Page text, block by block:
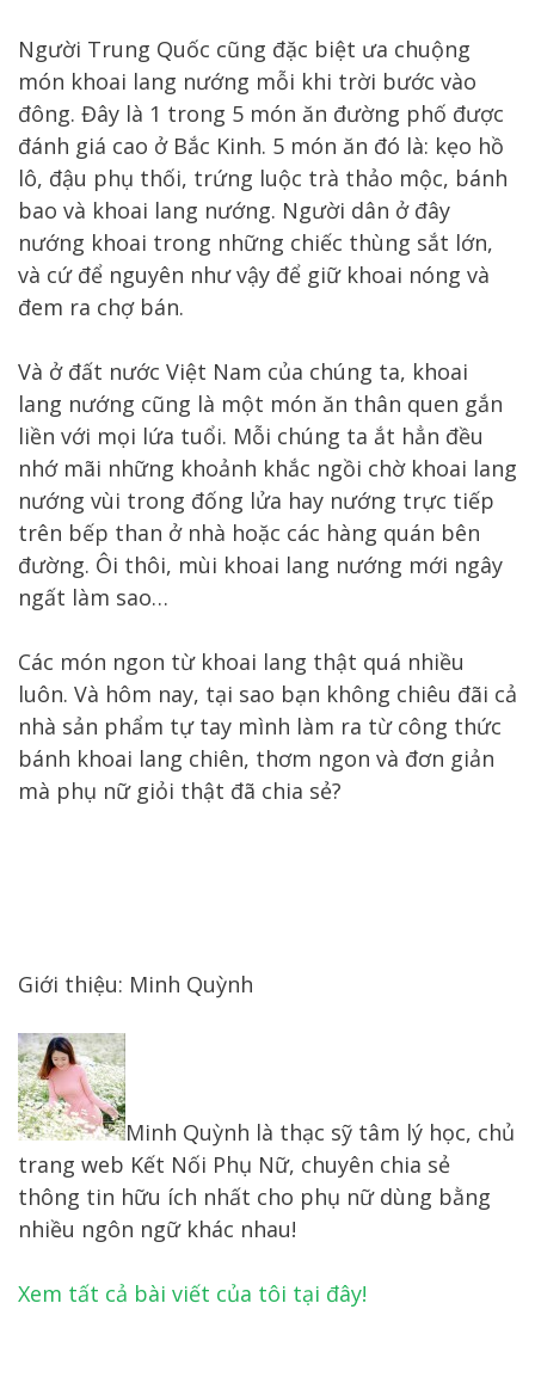
Người Trung Quốc cũng đặc biệt ưa chuộng
món khoai lang nướng mỗi khi trời bước vào
đông. Đây là 1 trong 5 món ăn đường phố được
đánh giá cao ở Bắc Kinh. 5 món ăn đó là: kẹo hồ
lô, đậu phụ thối, trứng luộc trà thảo mộc, bánh
bao và khoai lang nướng. Người dân ở đây
nướng khoai trong những chiếc thùng sắt lớn,
và cứ để nguyên như vậy để giữ khoai nóng và
đem ra chợ bán.
Và ở đất nước Việt Nam của chúng ta, khoai
lang nướng cũng là một món ăn thân quen gắn
liền với mọi lứa tuổi. Mỗi chúng ta ắt hẳn đều
nhớ mãi những khoảnh khắc ngồi chờ khoai lang
nướng vùi trong đống lửa hay nướng trực tiếp
trên bếp than ở nhà hoặc các hàng quán bên
đường. Ôi thôi, mùi khoai lang nướng mới ngây
ngất làm sao…
Các món ngon từ khoai lang thật quá nhiều
luôn. Và hôm nay, tại sao bạn không chiêu đãi cả
nhà sản phẩm tự tay mình làm ra từ công thức
bánh khoai lang chiên, thơm ngon và đơn giản
mà phụ nữ giỏi thật đã chia sẻ?
Giới thiệu: Minh Quỳnh
Minh Quỳnh là thạc sỹ tâm lý học, chủ
trang web Kết Nối Phụ Nữ, chuyên chia sẻ
thông tin hữu ích nhất cho phụ nữ dùng bằng
nhiều ngôn ngữ khác nhau!
Xem tất cả bài viết của tôi tại đây!